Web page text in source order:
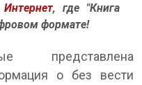
, где "Книга
формате!
о без вести